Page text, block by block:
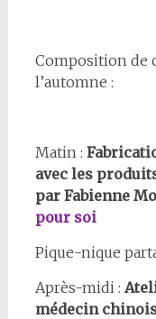
Composition de
l’automne :
Matin :
avec les
par Fabienne
pour soi
Pique-nique
Après-midi :
médecin